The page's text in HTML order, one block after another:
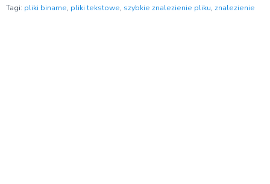
Tagi: pliki binarne, pliki tekstowe, szybkie znalezienie pliku, znalezienie